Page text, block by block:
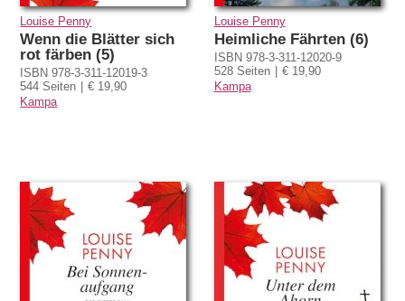
Louise Penny
Wenn die Blätter sich
rot färben (5)
ISBN 978-3-311-12019-3
544 Seiten
€ 19,90
Kampa
Louise Penny
Heimliche Fährten (6)
ISBN 978-3-311-12020-9
528 Seiten
€ 19,90
Kampa